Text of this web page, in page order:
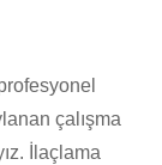
çalışma
İlaçlama